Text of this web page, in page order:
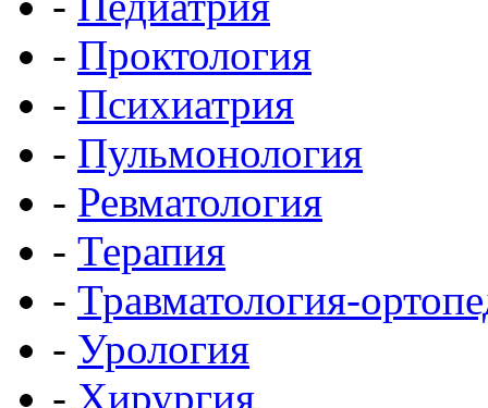
- Проктология
- Психиатрия
- Пульмонология
- Ревматология
- Терапия
- Травматология-
- Урология
- Хирургия